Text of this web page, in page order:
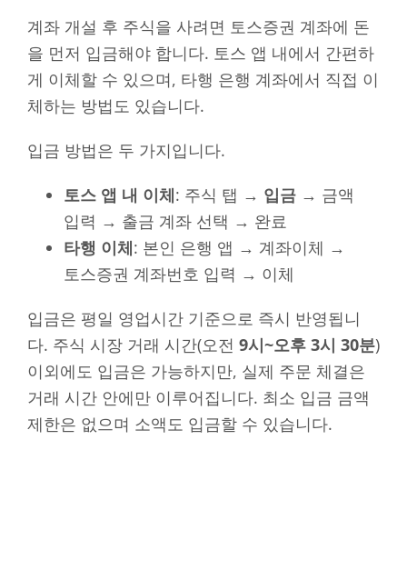
계좌 개설 후 주식을 사려면 토스증권 계좌에 돈
을 먼저 입금해야 합니다. 토스 앱 내에서 간편하
게 이체할 수 있으며, 타행 은행 계좌에서 직접 이
체하는 방법도 있습니다.
입금 방법은 두 가지입니다.
토스 앱 내 이체: 주식 탭 → 입금 → 금액
입력 → 출금 계좌 선택 → 완료
타행 이체: 본인 은행 앱 → 계좌이체 →
토스증권 계좌번호 입력 → 이체
입금은 평일 영업시간 기준으로 즉시 반영됩니
다. 주식 시장 거래 시간(오전 9시~오후 3시 30분)
이외에도 입금은 가능하지만, 실제 주문 체결은
거래 시간 안에만 이루어집니다. 최소 입금 금액
제한은 없으며 소액도 입금할 수 있습니다.